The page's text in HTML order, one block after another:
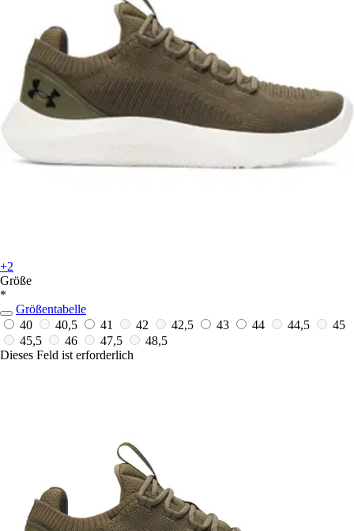
+2
Größe
*
Größentabelle
40
40,5 41 42 42,5 43 44 44,5
45
45,5
46 47,5
48,5
Dieses Feld ist erforderlich